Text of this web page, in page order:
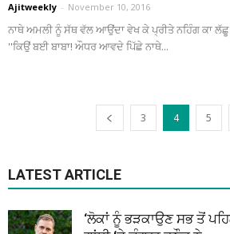
Ajitweekly - November 10, 2016
ਨਾਥੇ ਅਮਲੀ ਨੂੰ ਸੱਥ ਵੱਲ ਆਉਂਦਾ ਵੇਖ ਕੇ ਪ੍ਰੀਤੇ ਨਹਿੰਗ ਕਾ ਲੱਛੂ
''ਕਿਉਂ ਬਈ ਬਾਬਾ! ਔਧਰ ਆਵਦੇ ਪਿੱਛੇ ਨਾਥੇ...
3 4 5
LATEST ARTICLE
‘ਲੋਕਾਂ ਨੂੰ ਭੜਕਾਉਣ ਸਭ ਤੋਂ